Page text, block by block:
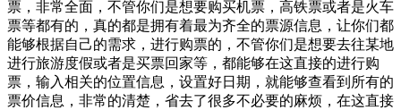
票，非常全面，不管你们是想要购买机票，高铁票或者是火车
票等都有的，真的都是拥有着最为齐全的票源信息，让你们都
能够根据自己的需求，进行购票的，不管你们是想要去往某地
进行旅游度假或者是买票回家等，都能够在这直接的进行购
票，输入相关的位置信息，设置好日期，就能够查看到所有的
票价信息，非常的清楚，省去了很多不必要的麻烦，在这直接